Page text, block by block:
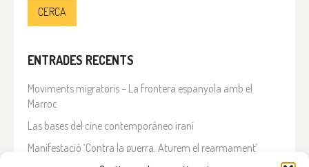
ENTRADES RECENTS
Moviments migratoris – La frontera espanyola amb el
Marroc
Las bases del cine contemporáneo iraní
Manifestació ‘Contra la guerra. Aturem el rearmament’